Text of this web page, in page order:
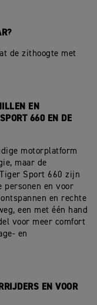
de zithoogte met
EN
660 EN DE
motorplatform
maar de
Sport 660 zijn
personen en voor
en rechte
een met één hand
voor meer comfort
en
EN VOOR